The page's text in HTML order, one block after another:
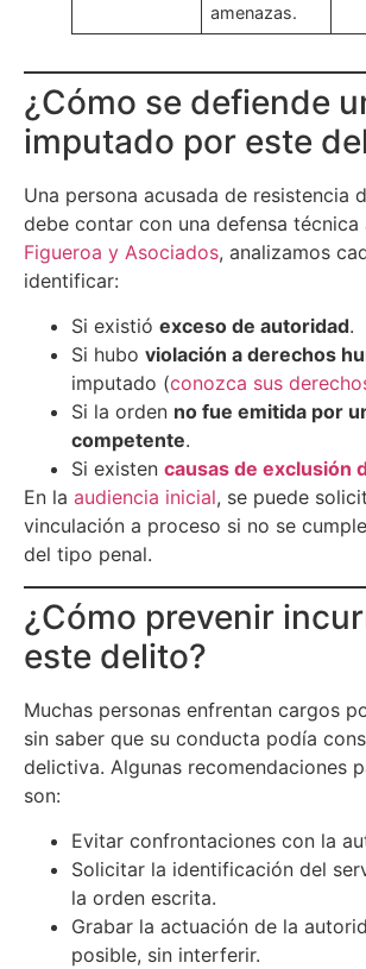
amenazas.
¿Cómo se defiende
imputado por este
Una persona acusada de resistencia
debe contar con una defensa técnica
Figueroa y Asociados, analizamos
identificar:
Si existió exceso de autoridad.
Si hubo violación a derechos
imputado (conozca sus
Si la orden no fue emitida por
competente.
Si existen causas de exclusión
En la audiencia inicial, se puede
vinculación a proceso si no se
del tipo penal.
¿Cómo prevenir
este delito?
Muchas personas enfrentan cargos
sin saber que su conducta podía
delictiva. Algunas recomendaciones
son:
Evitar confrontaciones con la
Solicitar la identificación del
la orden escrita.
Grabar la actuación de la
posible, sin interferir.